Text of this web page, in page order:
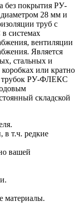
без покрытия РУ-
28 мм и
труб с
системах
вентиляции
Является
стальных и
или кратно
трубок РУ-ФЛЕКС
складской
в т.ч. редкие
вашей
материалы.